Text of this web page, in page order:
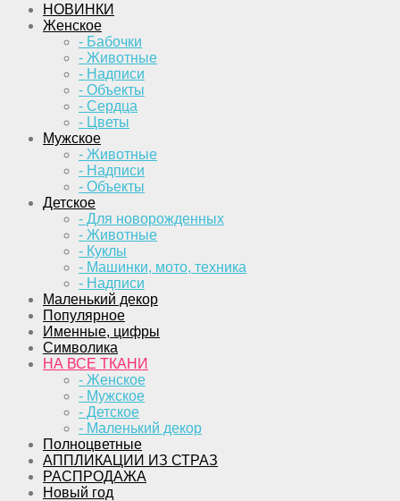
НОВИНКИ
Женское
- Бабочки
- Животные
- Надписи
- Объекты
- Сердца
- Цветы
Мужское
- Животные
- Надписи
- Объекты
Детское
- Для новорожденных
- Животные
- Куклы
- Машинки, мото, техника
- Надписи
Маленький декор
Популярное
Именные, цифры
Символика
НА ВСЕ ТКАНИ
- Женское
- Мужское
- Детское
- Маленький декор
Полноцветные
АППЛИКАЦИИ ИЗ СТРАЗ
РАСПРОДАЖА
Новый год